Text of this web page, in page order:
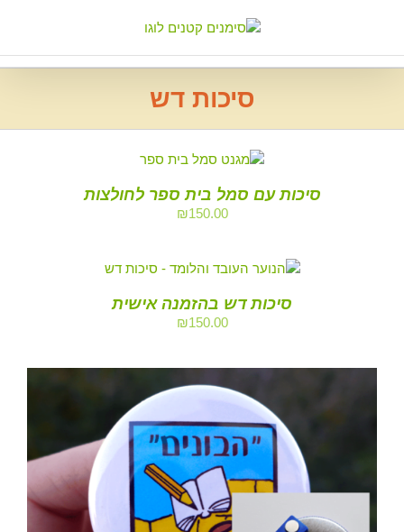
סיכות דש
סיכות עם סמל בית ספר לחולצות
₪150.00
סיכות דש בהזמנה אישית
₪150.00